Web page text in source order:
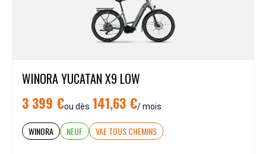
WINORA YUCATAN X9 LOW
3 399 €ou dès 141,63 €/ mois
WINORA NEUF VAE TOUS CHEMINS